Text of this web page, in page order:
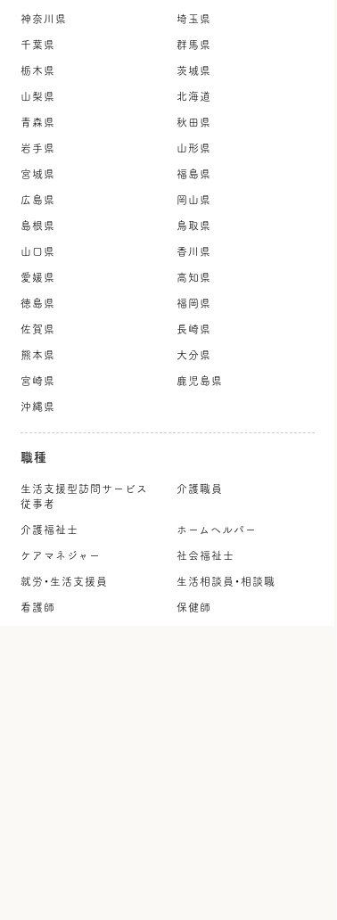
神奈川県 埼玉県
千葉県 群馬県
栃木県 茨城県
山梨県 北海道
青森県 秋田県
岩手県 山形県
宮城県 福島県
広島県 岡山県
島根県 鳥取県
山口県 香川県
愛媛県 高知県
徳島県 福岡県
佐賀県 長崎県
熊本県 大分県
宮崎県 鹿児島県
沖縄県
職種
生活支援型訪問サービス
従事者
介護職員
介護福祉士 ホームヘルパー
ケアマネジャー 社会福祉士
就労・生活支援員 生活相談員・相談職
看護師 保健師